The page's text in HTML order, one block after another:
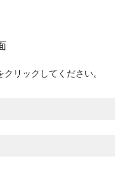
リックしてください。